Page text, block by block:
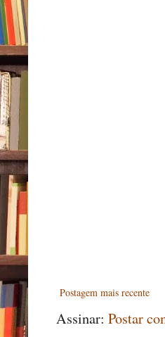
Postagem mais recente
Assinar: Postar